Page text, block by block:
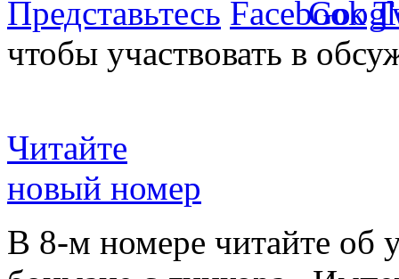
Представьтесь
чтобы участвовать в
Читайте
новый номер
В 8-м номере читайте об